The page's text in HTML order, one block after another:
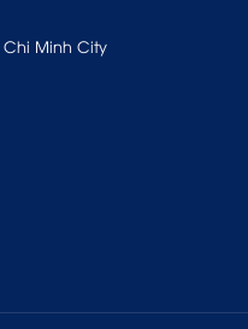
Chi Minh City